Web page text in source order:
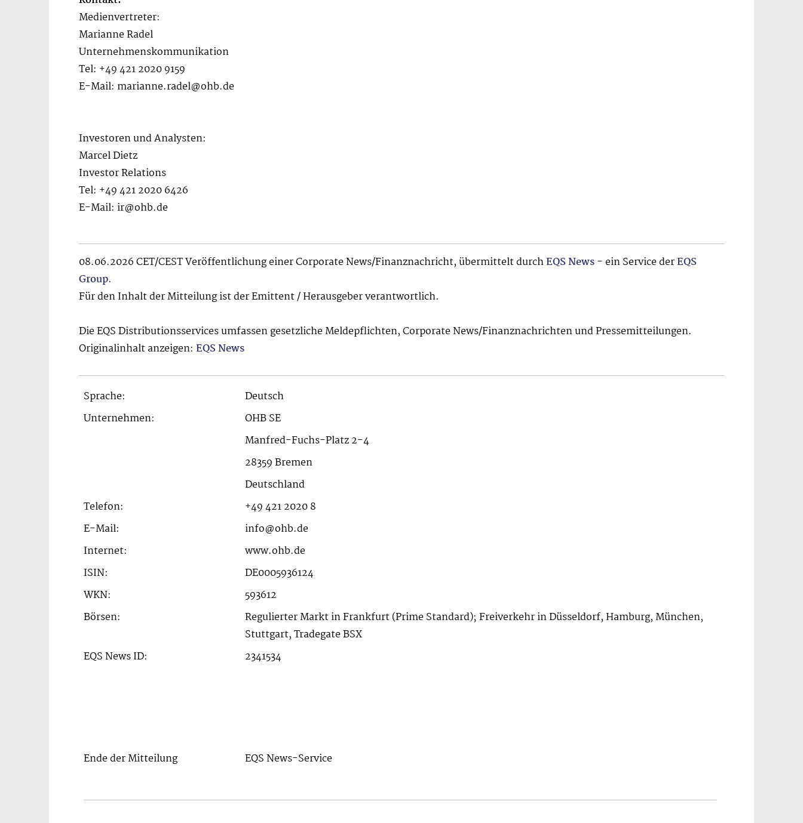
Medienvertreter:
Marianne Radel
Unternehmenskommunikation
Tel: +49 421 2020 9159
E-Mail: marianne.radel@ohb.de
Investoren und Analysten:
Marcel Dietz
Investor Relations
Tel: +49 421 2020 6426
E-Mail: ir@ohb.de
08.06.2026 CET/CEST Veröffentlichung einer Corporate News/Finanznachricht, übermittelt durchEQS News- ein Service derEQS
Group.
Für den Inhalt der Mitteilung ist der Emittent / Herausgeber verantwortlich.
Die EQS Distributionsservices umfassen gesetzliche Meldepflichten, Corporate News/Finanznachrichten und Pressemitteilungen.
Originalinhalt anzeigen: EQS News
Sprache:
Deutsch
Unternehmen:
OHB SE
Manfred-Fuchs-Platz 2-4
28359 Bremen
Deutschland
Telefon:
+49 421 2020 8
E-Mail:
info@ohb.de
Internet:
www.ohb.de
ISIN:
DE0005936124
WKN:
593612
Börsen:
Regulierter Markt in Frankfurt (Prime Standard); Freiverkehr in Düsseldorf, Hamburg, München,
Stuttgart, Tradegate BSX
EQS News ID:
2341534
Ende der Mitteilung EQS News-Service